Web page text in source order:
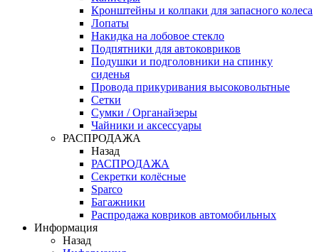
Кронштейны и колпаки для запасного колеса
Лопаты
Накидка на лобовое стекло
Подпятники для автоковриков
Подушки и подголовники на спинку
сиденья
Провода прикуривания высоковольтные
Сетки
Сумки / Органайзеры
Чайники и аксессуары
РАСПРОДАЖА
Назад
РАСПРОДАЖА
Секретки колёсные
Sparco
Багажники
Распродажа ковриков автомобильных
Информация
Назад